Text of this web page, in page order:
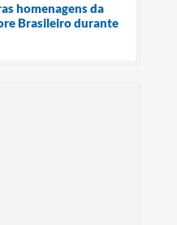
homenagens da
Brasileiro durante